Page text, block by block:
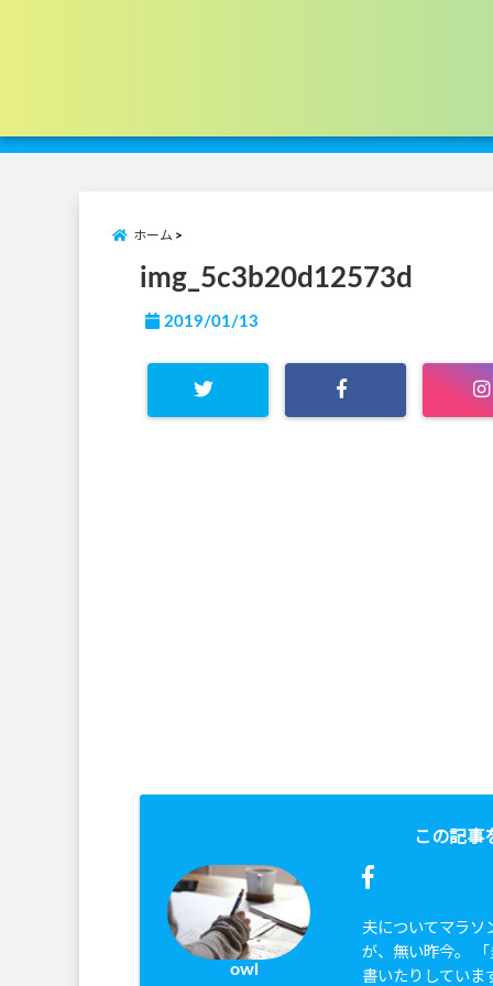
ホーム
img_5c3b20d12573d
2019/01/13
この記事
owl
夫についてマラソ
が、無い昨今。
書いたりしていま